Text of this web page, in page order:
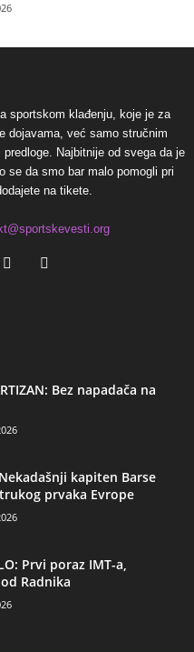
sportskom klađenju, koje je za
dojavama, već samo stručnim
Najbitnije od svega da je
se da smo bar malo pomogli pri
na tikete.
Bez napadača na
Nekadašnji kapiten Barse
prvaka Evrope
Prvi poraz IMT-a,
Radnika